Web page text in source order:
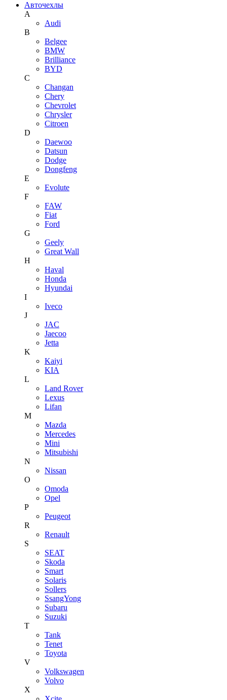
Авточехлы
A
Audi
B
Belgee
BMW
Brilliance
BYD
C
Changan
Chery
Chevrolet
Chrysler
Citroen
D
Daewoo
Datsun
Dodge
Dongfeng
E
Evolute
F
FAW
Fiat
Ford
G
Geely
Great Wall
H
Haval
Honda
Hyundai
I
Iveco
J
JAC
Jaecoo
Jetta
K
Kaiyi
KIA
L
Land Rover
Lexus
Lifan
M
Mazda
Mercedes
Mini
Mitsubishi
N
Nissan
O
Omoda
Opel
P
Peugeot
R
Renault
S
SEAT
Skoda
Smart
Solaris
Sollers
SsangYong
Subaru
Suzuki
T
Tank
Tenet
Toyota
V
Volkswagen
Volvo
X